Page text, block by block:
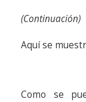
(Continuación)
Aquí se
Como se